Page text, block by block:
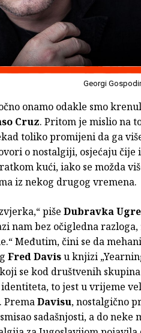
Georgi
onamo odakle smo
Cruz. Pritom je mislio na
toliko promijeni da ga
o nostalgiji, osjećaju
kući, iako se možda
iz nekog drugog vremena.
piše Dubravka
nam bez očigledna
Međutim, čini se da
Fred Davisu knjizi
se kod društvenih
to jest u vrijeme
PremaDavisu, nostalgično
sadašnjosti, a do neke